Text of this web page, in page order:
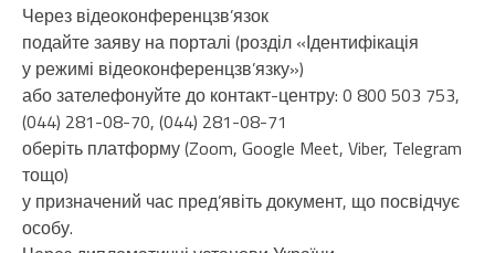
Через відеоконференцзв’язок
подайте заяву на порталі (розділ «Ідентифікація
у режимі відеоконференцзв’язку»)
або зателефонуйте до контакт-центру: 0 800 503 753,
(044) 281-08-70, (044) 281-08-71
оберіть платформу (Zoom, Google Meet, Viber, Telegram
тощо)
у призначений час пред’явіть документ, що посвідчує
особу.